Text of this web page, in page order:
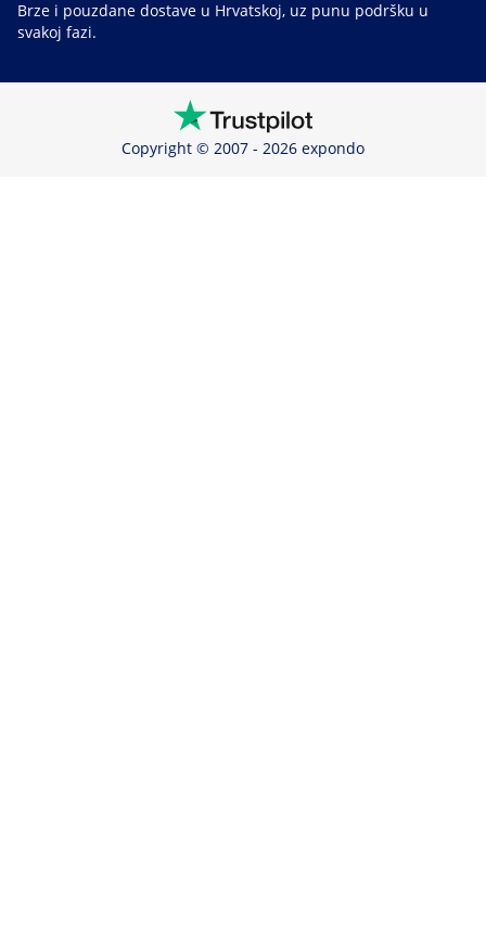
Brze i pouzdane dostave u Hrvatskoj, uz punu podršku u
svakoj fazi.
Copyright © 2007 - 2026 expondo